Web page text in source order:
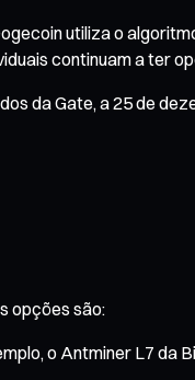
utiliza o
continuam a ter
da Gate, a 25 de
opções são:
o Antminer L7 da